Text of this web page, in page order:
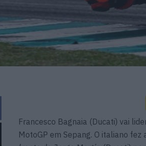
Francesco Bagnaia (Ducati) vai
MotoGP em Sepang. O italiano